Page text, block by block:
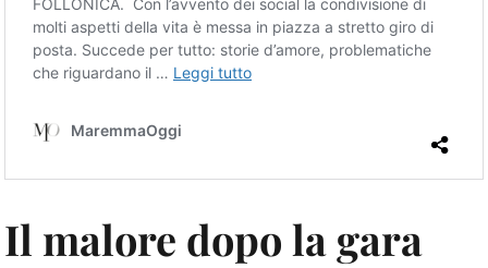
Il malore dopo la gara